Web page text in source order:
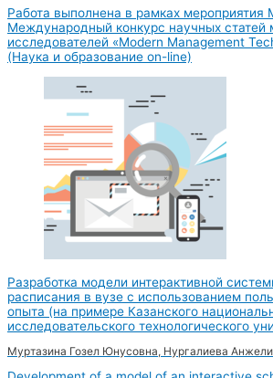
Работа выполнена в рамках мероприятия
Международный конкурс научных статей
исследователей «Modern Management
(Наука и образование on-line)
Разработка модели интерактивной
расписания в вузе с использованием
опыта (на примере Казанского
исследовательского технологического
Муртазина Гозел Юнусовна, Нургалиева